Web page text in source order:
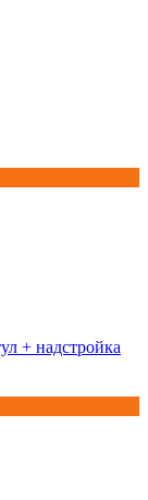
+ надстройка